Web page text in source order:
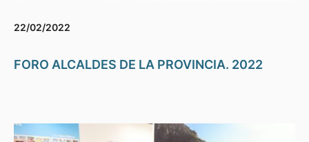
22/02/2022
FORO ALCALDES DE LA PROVINCIA. 2022